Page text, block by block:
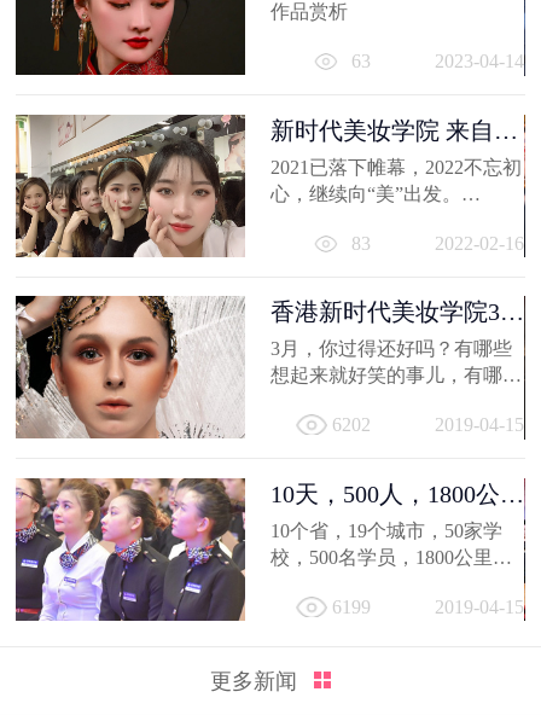
作品赏析
63 2023-04-14
新时代美妆学院 来自
2021的回忆
2021已落下帷幕，2022不忘初
心，继续向“美”出发。
的小...
83 2022-02-16
香港新时代美妆学院3月
作品选，...
3月，你过得还好吗？有哪些
想起来就好笑的事儿，有哪值
住...
6202 2019-04-15
10天，500人，1800公
里；不负韶...
10个省，19个城市，50家学
校，500名学员，1800公里，
地方... 6199 2019-04-15
更多新闻